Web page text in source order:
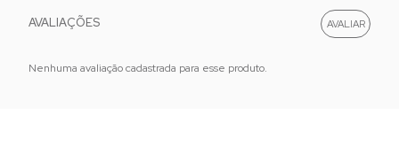
AVALIAÇÕES
Nenhuma avaliação cadastrada para esse produto.